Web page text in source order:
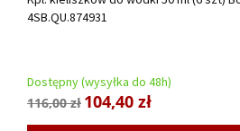
4SB.QU.874931
Dostępny (wysyłka do 48h)
116,00 zł 104,40 zł